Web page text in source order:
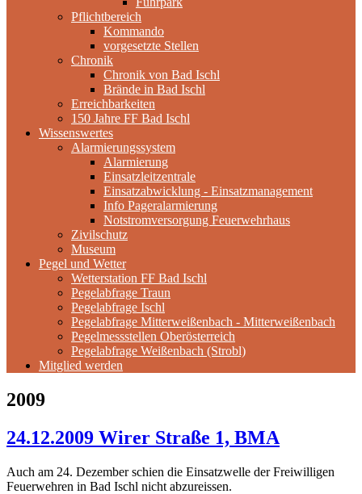
Pflichtbereich
Kommando
vorgesetzte Stellen
Chronik
Chronik von Bad Ischl
Brände in Bad Ischl
Erreichbarkeiten
150 Jahre FF Bad Ischl
Wissenswertes
Alarmierungssystem
Alarmierung
Einsatzleitzentrale
Einsatzabwicklung - Einsatzmanagement
Info Pageralarmierung
Notstromversorgung Feuerwehrhaus
Zivilschutz
Museum
Pegel und Wetter
Wetterstation FF Bad Ischl
Pegelabfrage Traun
Pegelabfrage Ischl
Pegelabfrage Mitterweißenbach - Mitterweißenbach
Pegelmessstellen Oberösterreich
Pegelabfrage Weißenbach (Strobl)
Mitglied werden
2009
24.12.2009 Wirer Straße 1, BMA
Auch am 24. Dezember schien die Einsatzwelle der Freiwilligen
Feuerwehren in Bad Ischl nicht abzureissen.